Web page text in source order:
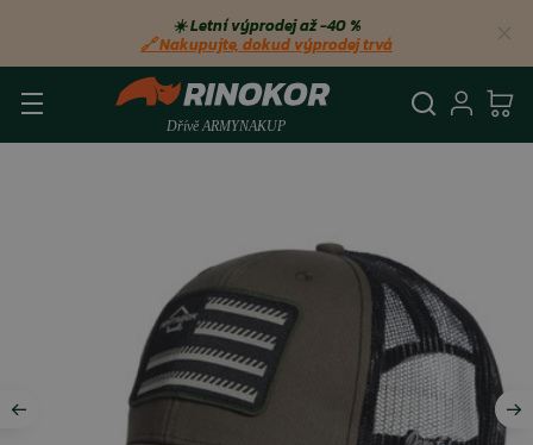
☀️ Letní výprodej až −40 %
🔗 Nakupujte, dokud výprodej trvá